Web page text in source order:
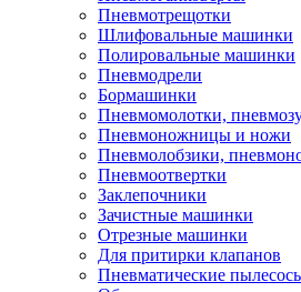
Пневмотрещотки
Шлифовальные машинки
Полировальные машинки
Пневмодрели
Бормашинки
Пневмомолотки,
Пневмоножницы и ножи
Пневмолобзики,
Пневмоотвертки
Заклепочники
Зачистные машинки
Отрезные машинки
Для притирки клапанов
Пневматические